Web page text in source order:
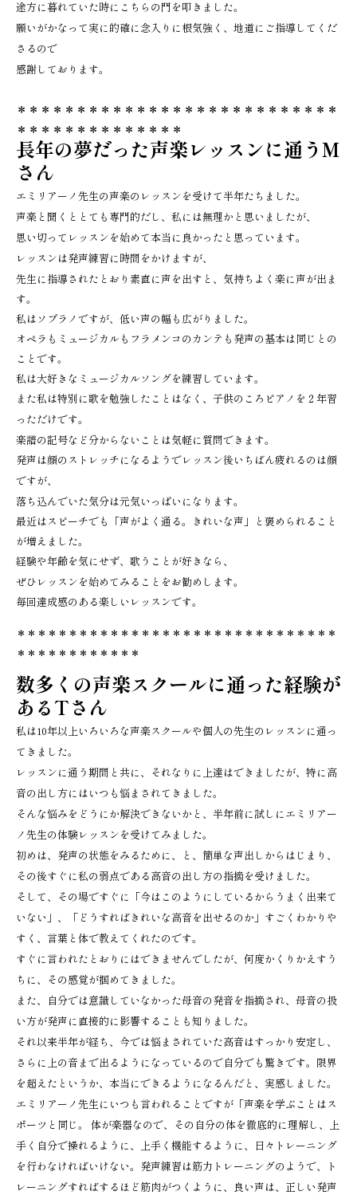
途方に暮れていた時にこちらの門を叩きました。
願いがかなって実に的確に念入りに根気強く、地道にご指導してくだ
さるので
感謝しております。
＊＊＊＊＊＊＊＊＊＊＊＊＊＊＊＊＊＊＊＊＊＊＊＊＊＊＊
＊＊＊＊＊＊＊＊＊＊＊＊＊＊
長年の夢だった声楽レッスンに通うM
さん
エミリアーノ先生の声楽のレッスンを受けて半年たちました。
声楽と聞くととても専門的だし、私には無理かと思いましたが、
思い切ってレッスンを始めて本当に良かったと思っています。
レッスンは発声練習に時間をかけますが、
先生に指導されたとおり素直に声を出すと、気持ちよく楽に声が出ま
す。
私はソプラノですが、低い声の幅も広がりました。
オペラもミュージカルもフラメンコのカンテも発声の基本は同じとの
ことです。
私は大好きなミュージカルソングを練習しています。
また私は特別に歌を勉強したことはなく、子供のころピアノを２年習
っただけです。
楽譜の記号など分からないことは気軽に質問できます。
発声は顔のストレッチになるようでレッスン後いちばん疲れるのは顔
ですが、
落ち込んでいた気分は元気いっぱいになります。
最近はスピーチでも「声がよく通る。きれいな声」と褒められること
が増えました。
経験や年齢を気にせず、歌うことが好きなら、
ぜひレッスンを始めてみることをお勧めします。
毎回達成感のある楽しいレッスンです。
＊＊＊＊＊＊＊＊＊＊＊＊＊＊＊＊＊＊＊＊＊＊＊＊＊＊＊＊＊＊＊
＊＊＊＊＊＊＊＊＊＊＊＊
数多くの声楽スクールに通った経験が
あるTさん
私は10年以上いろいろな声楽スクールや個人の先生のレッスンに通っ
てきました。
レッスンに通う期間と共に、それなりに上達はできましたが、特に高
音の出し方にはいつも悩まされてきました。
そんな悩みをどうにか解決できないかと、半年前に試しにエミリアー
ノ先生の体験レッスンを受けてみました。
初めは、発声の状態をみるために、と、簡単な声出しからはじまり、
その後すぐに私の弱点である高音の出し方の指摘を受けました。
そして、その場ですぐに「今はこのようにしているからうまく出来て
いない」、「どうすればきれいな高音を出せるのか」すごくわかりや
すく、言葉と体で教えてくれたのです。
すぐに言われたとおりにはできませんでしたが、何度かくりかえすう
ちに、その感覚が掴めてきました。
また、自分では意識していなかった母音の発音を指摘され、母音の扱
い方が発声に直接的に影響することも知りました。
それ以来半年が経ち、今では悩まされていた高音はすっかり安定し、
さらに上の音まで出るようになっているので自分でも驚きです。限界
を超えたというか、本当にできるようになるんだと、実感しました。
エミリアーノ先生にいつも言われることですが「声楽を学ぶことはス
ポーツと同じ。 体が楽器なので、その自分の体を徹底的に理解し、上
手く自分で操れるように、上手く機能するように、日々トレーニング
を行わなければいけない。発声練習は筋力トレーニングのようで、ト
レーニングすればするほど筋肉がつくように、良い声は、正しい発声